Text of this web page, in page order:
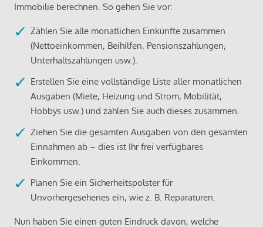
Immobilie berechnen. So gehen Sie vor:
Zählen Sie alle monatlichen Einkünfte zusammen
(Nettoeinkommen, Beihilfen, Pensionszahlungen,
Unterhaltszahlungen usw.).
Erstellen Sie eine vollständige Liste aller monatlichen
Ausgaben (Miete, Heizung und Strom, Mobilität,
Hobbys usw.) und zählen Sie auch dieses zusammen.
Ziehen Sie die gesamten Ausgaben von den gesamten
Einnahmen ab – dies ist Ihr frei verfügbares
Einkommen.
Planen Sie ein Sicherheitspolster für
Unvorhergesehenes ein, wie z. B. Reparaturen.
Nun haben Sie einen guten Eindruck davon, welche